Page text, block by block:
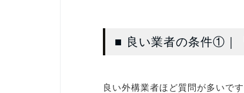
■ 良い業者の条件①｜
良い外構業者ほど質問が多いです